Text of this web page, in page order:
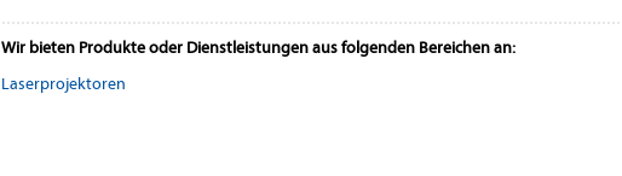
Wir bieten Produkte oder Dienstleistungen aus folgenden Bereichen an:
Laserprojektoren